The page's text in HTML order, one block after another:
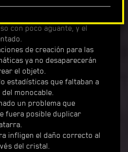
3516 ha recibido una
con poco aguante, y el
de creación para las
ya no desaparecerán
el objeto.
estadísticas que faltaban a
del monocable.
un problema que
fuera posible duplicar
infligen el daño correcto al
del cristal.